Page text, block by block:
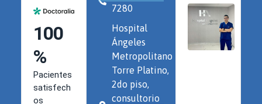
7280
Hospital
Ángeles
Metropolitano
Torre Platino,
2do piso,
consultorio